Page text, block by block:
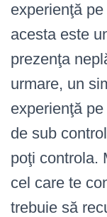
experienţă
acesta este
prezenţa
urmare, un
experienţă
de sub
poţi controla.
cel care te
trebuie să